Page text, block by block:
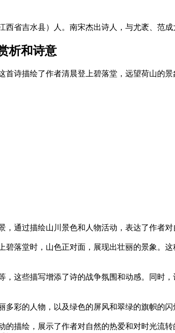
省吉水县）人。南宋杰出诗人，与尤袤、范成
析和诗意
首诗描绘了作者清晨登上碧落堂，远望荷山的
通过描绘山川景色和人物活动，表达了作者对
落堂时，山色正对面，展现出壮丽的景象。
这些描写增添了诗的战争氛围和动感。同时
彩的人物，以及绿色的屏风和翠绿的旗帜的
描绘，展示了作者对自然的热爱和对时光流